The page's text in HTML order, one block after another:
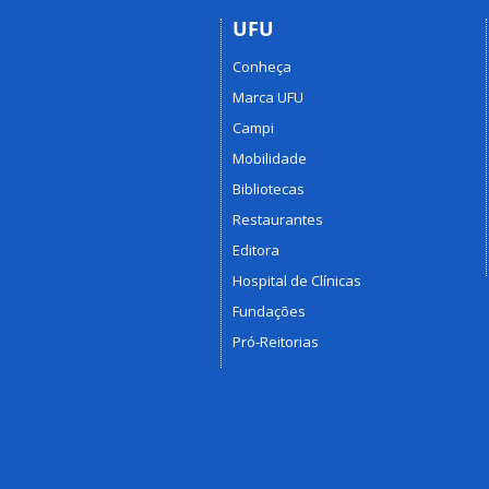
UFU
Conheça
Marca UFU
Campi
Mobilidade
Bibliotecas
Restaurantes
Editora
Hospital de Clínicas
Fundações
Pró-Reitorias